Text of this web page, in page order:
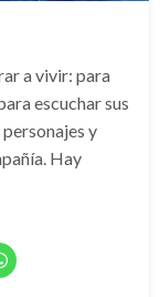
a vivir: para
escuchar sus
y
Hay